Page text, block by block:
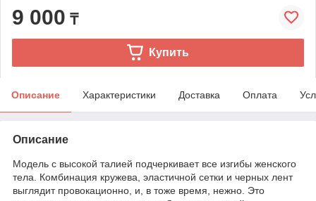
9 000 ₸
Купить
Описание Характеристики Доставка Оплата
Описание
Модель с высокой талией подчеркивает все изгибы женского
тела. Комбинация кружева, эластичной сетки и черных лент
выглядит провокационно, и, в тоже время, нежно. Это